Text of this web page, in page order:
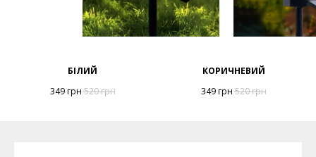
БІЛИЙ
349 грн 520грн
КОРИЧНЕВИЙ
349 грн 520грн